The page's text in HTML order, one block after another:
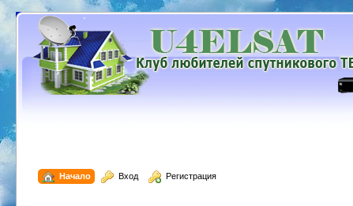
Начало Вход Регистрация